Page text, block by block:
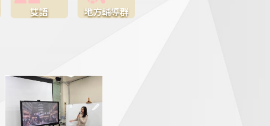
雙語 地方輔導群